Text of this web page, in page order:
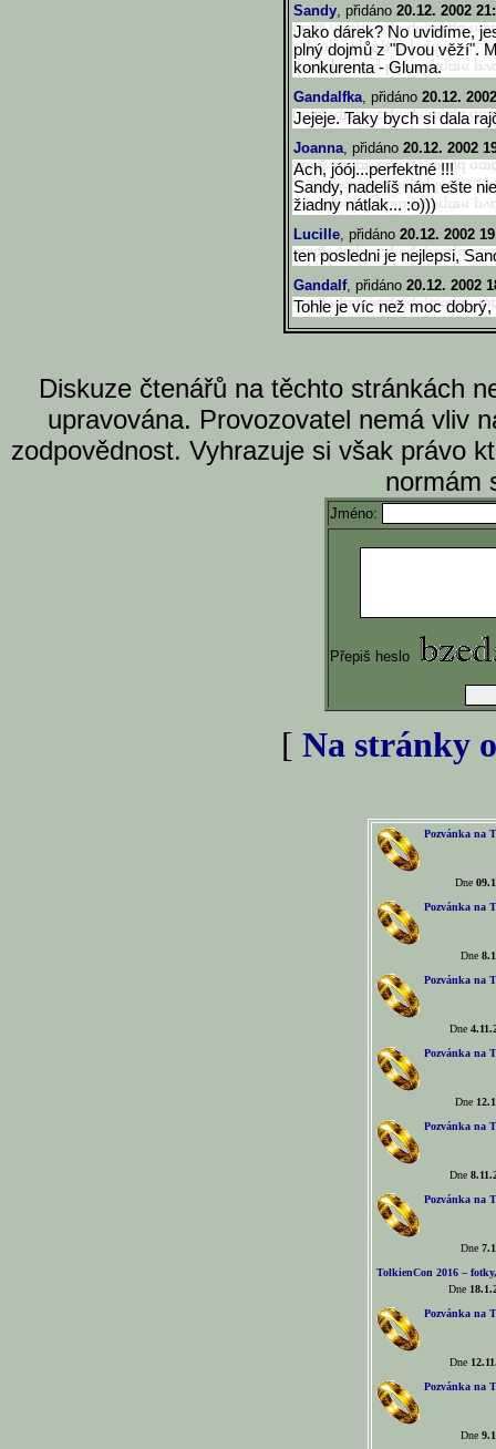
Sandy, přidáno 20.12. 2002
Jako dárek? No uvidíme,
plný dojmů z "Dvou věží".
konkurenta - Gluma.
Gandalfka, přidáno 20.12.
Jejeje. Taky bych si dala
Joanna, přidáno 20.12. 2002
Ach, jóój...perfektné !!!
Sandy, nadelíš nám ešte
žiadny nátlak... :o)))
Lucille, přidáno 20.12. 2002
ten posledni je nejlepsi,
Gandalf, přidáno 20.12. 2002
Tohle je víc než moc
Diskuze čtenářů na těchto stránkách
upravována. Provozovatel nemá vliv
zodpovědnost. Vyhrazuje si však právo
normám
Jméno:
Přepiš heslo
[ Na stránky
Pozvánka na
Dne
Pozvánka na
Dne
Pozvánka na
Dne
Pozvánka na
Dne
Pozvánka na
Dne
Pozvánka na
Dne
TolkienCon 2016 –
Dne
Pozvánka na
Dne
Pozvánka na
Dne